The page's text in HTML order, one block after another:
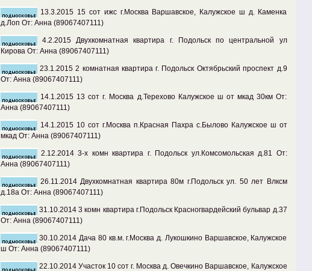
13.3.2015 15 сот ижс г.Москва Варшавское, Калужское ш д. Каменка
д.Лоп От: Анна (89067407111)
4.2.2015 Двухкомнатная квартира г. Подольск по центральной ул
Кирова От: Анна (89067407111)
23.1.2015 2 комнатная квартира г. Подольск Октябрьский проспект д.9
От: Анна (89067407111)
14.1.2015 13 сот г. Москва д.Терехово Калужское ш от мкад 30км От:
Анна (89067407111)
14.1.2015 10 сот г.Москва п.Красная Пахра с.Былово Калужское ш от
мкад От: Анна (89067407111)
2.12.2014 3-х комн квартира г. Подольск ул.Комсомольская д.81 От:
Анна (89067407111)
26.11.2014 Двухкомнатная квартира 80м г.Подольск ул. 50 лет Влксм
д.18а От: Анна (89067407111)
31.10.2014 3 комн квартира г.Подольск Красногвардейский бульвар д.37
От: Анна (89067407111)
30.10.2014 Дача 80 кв.м. г.Москва д. Лукошкино Варшавское, Калужское
ш От: Анна (89067407111)
22.10.2014 Участок 10 сот г. Москва д. Овечкино Варшавское, Калужское